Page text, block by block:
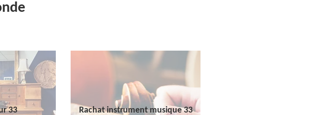
33 Rachat instrument musique 33